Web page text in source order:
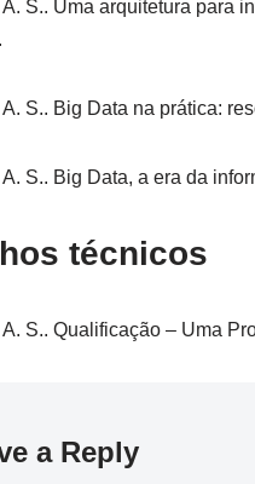
A. S.. Uma arquitetura para
A. S.. Big Data na prática:
A. S.. Big Data, a era da
técnicos
A. S.. Qualificação – Uma
a Reply